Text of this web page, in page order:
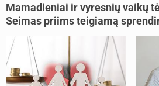
Mamadieniai ir vyresnių vaikų
Seimas priims teigiamą